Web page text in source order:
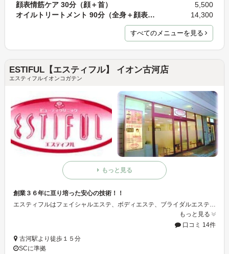
顔表情筋ケア 30分（顔＋首）
5,500
オイルトリートメント 90分（全身＋顔表情筋）
14,300
すべてのメニューを見る
ESTIFUL【エスティフル】 イオン古河店
エスティフルイオンコガテン
もっと見る
創業３６年に亘り培った安心の技術！！
エスティフルはフェイシャルエステ、ボディエステ、ブライダルエステを行っております。 キレイになりたい・・・誰しもが望む事ですね。 美しさの伝導これがエスティフルの使命であると考えます。 お客様に美しくなって頂くのが、社会的な使命、其処にこそ、存在意義と地域への貢献があり、その美しさの提供のために、社員自らが美のリーダーとなって社会への貢献を目指します。
もっと見る
口コミ 14件
古河駅より徒歩１５分
SCに準拠